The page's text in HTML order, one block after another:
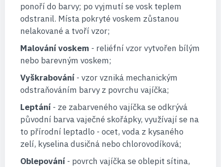
ponoří do barvy; po vyjmutí se vosk teplem
odstranil. Místa pokryté voskem zůstanou
nelakované a tvoří vzor;
Malování voskem - reliéfní vzor vytvořen bílým
nebo barevným voskem;
Vyškrabování- vzor vzniká mechanickým
odstraňováním barvy z povrchu vajíčka;
Leptání- ze zabarveného vajíčka se odkrývá
původní barva vaječné skořápky, využívají se na
to přírodní leptadlo - ocet, voda z kysaného
zelí, kyselina dusičná nebo chlorovodíková;
Oblepování- povrch vajíčka se oblepit sítina,